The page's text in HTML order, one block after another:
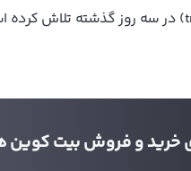
خرید و فروش بیت کوین